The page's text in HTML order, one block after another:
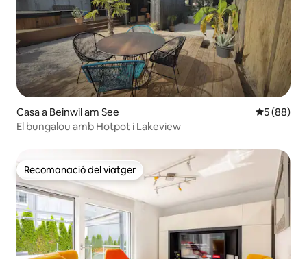
Casa a Beinwil am See 5 de
5 (88)
El bungalou amb Hotpot i Lakeview
Recomanació del viatger
Recomanació del viatger